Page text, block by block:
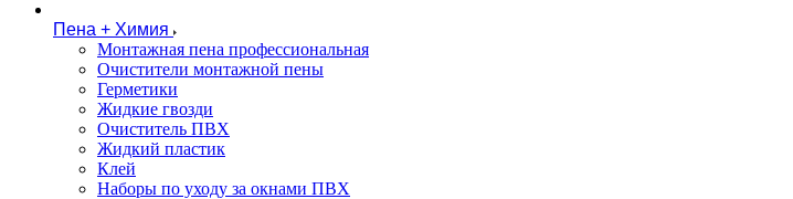
Пена + Химия
Монтажная пена профессиональная
Очистители монтажной пены
Герметики
Жидкие гвозди
Очиститель ПВХ
Жидкий пластик
Клей
Наборы по уходу за окнами ПВХ